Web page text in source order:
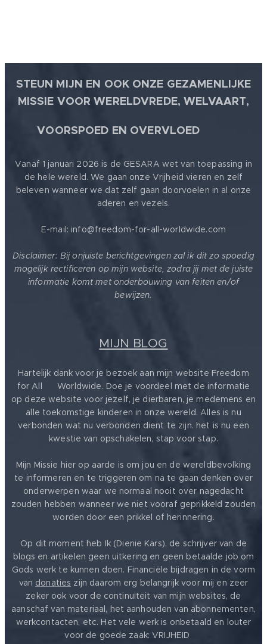
STEUN MIJN EN OOK ONZE GEZAMENLIJKE
MISSIE VOOR WERELDVREDE, WELVAART,
VOORSPOED EN OVERVLOED
Vanaf 1 januari 2026 is de GESARA wet van toepassing in
de hele wereld. We gaan onze Vrijheid vieren en zelf
beleven wanneer we dat zelf gaan doorvoelen in al onze
aderen en vezels.
E-mail: info@freedom-for-all-worldwide.com
Disclaimer: Bij onjuiste berichtgevingen zal ik dit zo spoedig
mogelijk rectificeren op mijn website, zodra jij met de juiste
informatie komt met onderbouwing van feiten en/of
bewijzen.
MIJN BLOG
Hartelijk dank voor je bezoek aan mijn website Freedom
for All ❤️ Worldwide. Doe je voordeel met de informatie
op deze website voor jezelf, je dierbaren, je medemens en
alle toekomstige kinderen in onze wereld. Alles is nu
verbonden wat nu verbonden dient te zijn. het is nu een
kwestie van opschakelen, stap voor stap.
Mijn Missie hier op aarde is om jou en de wereldbevolking
te informeren en te triggeren om na te gaan denken over
onderwerpen waar we normaal nooit over nagedacht
zouden hebben wanneer we niet vooraf geprikkeld zouden
worden door een prikkel of herinnering.
Op dit moment heb Ik (Dienie Kars), de schrijver van de
blogs en artikelen geen uitkering en geen betaalde job om
Gods werk te kunnen doen. Financiële bijdragen in de vorm
van donaties zijn daarom erg belangrijk voor mij en zeer
zeker ook voor de continuïteit van mijn websites, de
aanschaf van materiaal, het aanhouden van abonnementen,
werkcontacten, etc. Het vele werk is onbetaald en louter
voor de goede zaak: VRIJHEID ❤️